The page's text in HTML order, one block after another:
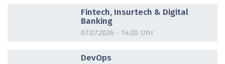
Fintech, Insurtech & Digital
Banking
07.07.2026 - 14:20 Uhr
DevOps